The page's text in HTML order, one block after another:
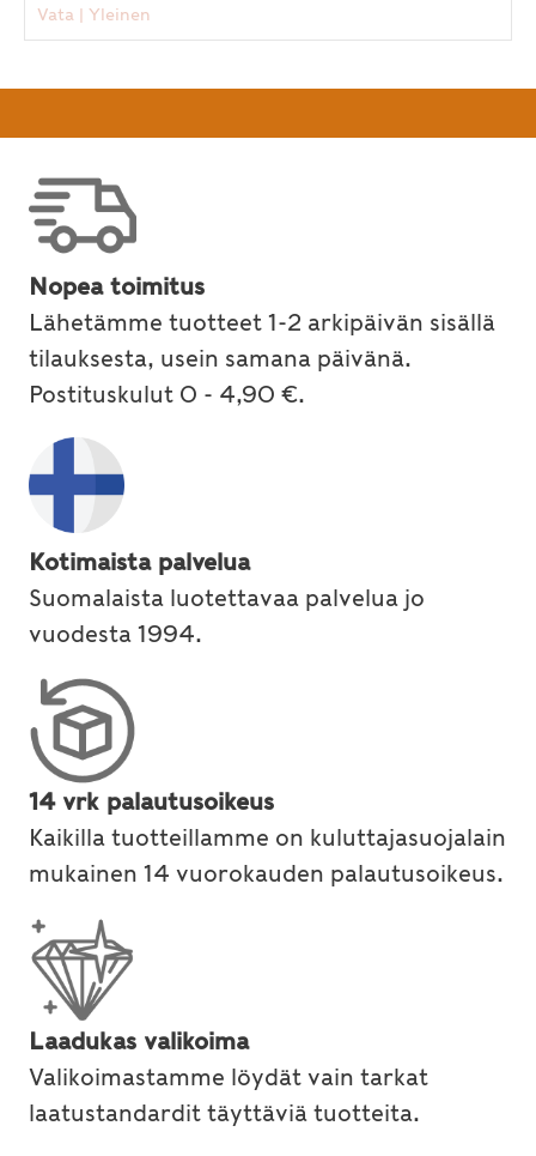
Vata | Yleinen
Nopea toimitus
Lähetämme tuotteet 1-2 arkipäivän sisällä
tilauksesta, usein samana päivänä.
Postituskulut 0 - 4,90 €.
Kotimaista palvelua
Suomalaista luotettavaa palvelua jo
vuodesta 1994.
14 vrk palautusoikeus
Kaikilla tuotteillamme on kuluttajasuojalain
mukainen 14 vuorokauden palautusoikeus.
Laadukas valikoima
Valikoimastamme löydät vain tarkat
laatustandardit täyttäviä tuotteita.